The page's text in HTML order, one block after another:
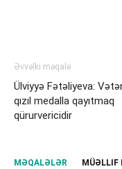
Əvvəlki məqalə
Ülviyyə Fətəliyeva:
qızıl medalla qayıtmaq
qürurvericidir
MƏQALƏLƏR MÜƏLLIF